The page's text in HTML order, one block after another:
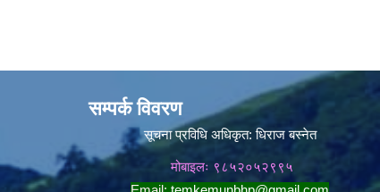
सम्पर्क विवरण
सूचना प्रविधि अधिकृत:धिराज बस्नेत
मोबाइलः ९८५२०५२९९५